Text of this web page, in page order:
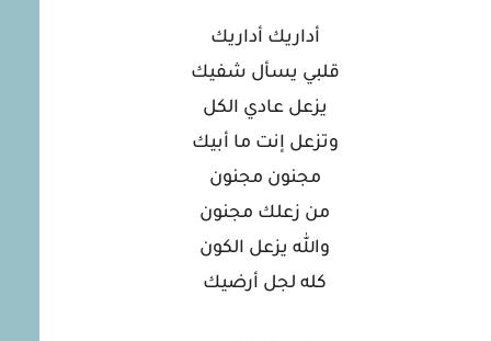
أداريك أداريك
قلبي يسأل شفيك
يزعل عادي الكل
وتزعل إنت ما أبيك
مجنون مجنون
من زعلك مجنون
والله يزعل الكون
كله لجل أرضيك